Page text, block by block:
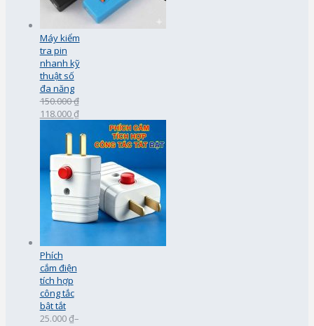
Máy kiểm
tra pin
nhanh kỹ
thuật số
đa năng
150.000 ₫
118.000 ₫
Phích
cắm điện
tích hợp
công tắc
bật tắt
25.000 ₫–